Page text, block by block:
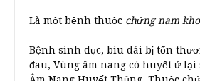
Là một bệnh thuộc chứng nam
Bệnh sinh dục, bìu dái bị tổn
đau, Vùng âm nang có huyết ứ lại